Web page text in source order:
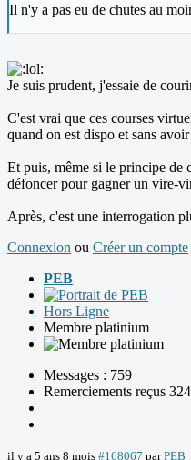
Il n'y a pas eu de chutes au
Je suis prudent, j'essaie de
C'est vrai que ces courses
quand on est dispo et sans
Et puis, même si le principe de
défoncer pour gagner un vire-
Après, c'est une interrogation
Connexion ou Créer un compte
PEB
Hors Ligne
Membre platinium
Messages : 759
Remerciements reçus 324
il y a 5 ans 8 mois #168067 parPEB